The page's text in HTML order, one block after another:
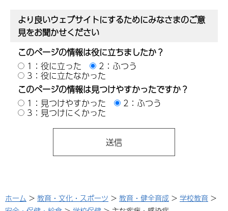
より良いウェブサイトにするためにみなさまのご意
見をお聞かせください
このページの情報は役に立ちましたか？
1：役に立った
2：ふつう
3：役に立たなかった
このページの情報は見つけやすかったですか？
1：見つけやすかった
2：ふつう
3：見つけにくかった
ホーム > 教育・文化・スポーツ > 教育・健全育成 > 学校教育 >